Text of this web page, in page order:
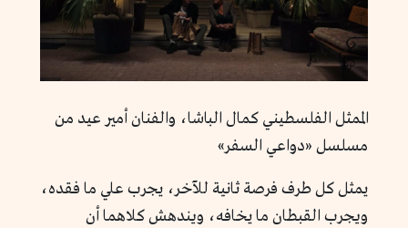
الممثل الفلسطيني كمال الباشا، والفنان أمير عيد من
مسلسل «دواعي السفر»
يمثل كل طرف فرصة ثانية للآخر، يجرب علي ما فقده،
ويجرب القبطان ما يخافه، ويندهش كلاهما أن